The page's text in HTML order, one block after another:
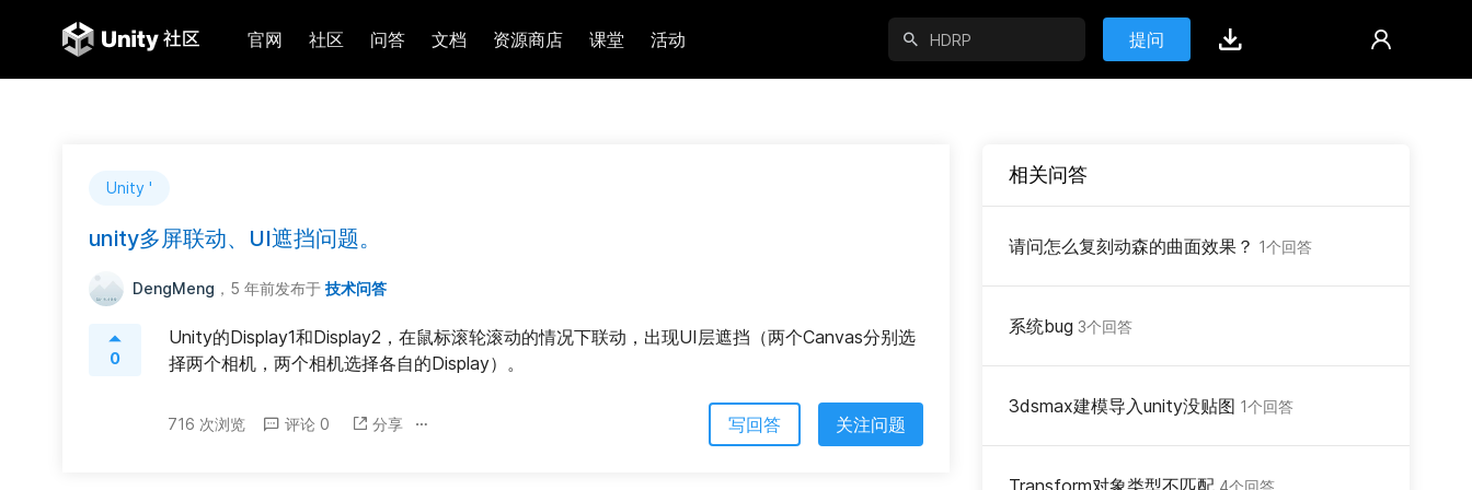
官网 社区 问答 文档 资源商店 课堂 活动 提问
Unity '
unity多屏联动、UI遮挡问题。
DengMeng ，5 年前发布于 技术问答
0
Unity的Display1和Display2，在鼠标滚轮滚动的情况下联动，出现UI层遮挡（两个Canvas分别选
择两个相机，两个相机选择各自的Display）。
716 次浏览 评论 0 分享 写回答 关注问题
相关问答
请问怎么复刻动森的曲面效果？ 1个回答
系统bug 3个回答
3dsmax建模导入unity没贴图 1个回答
Transform对象类型不匹配 4个回答